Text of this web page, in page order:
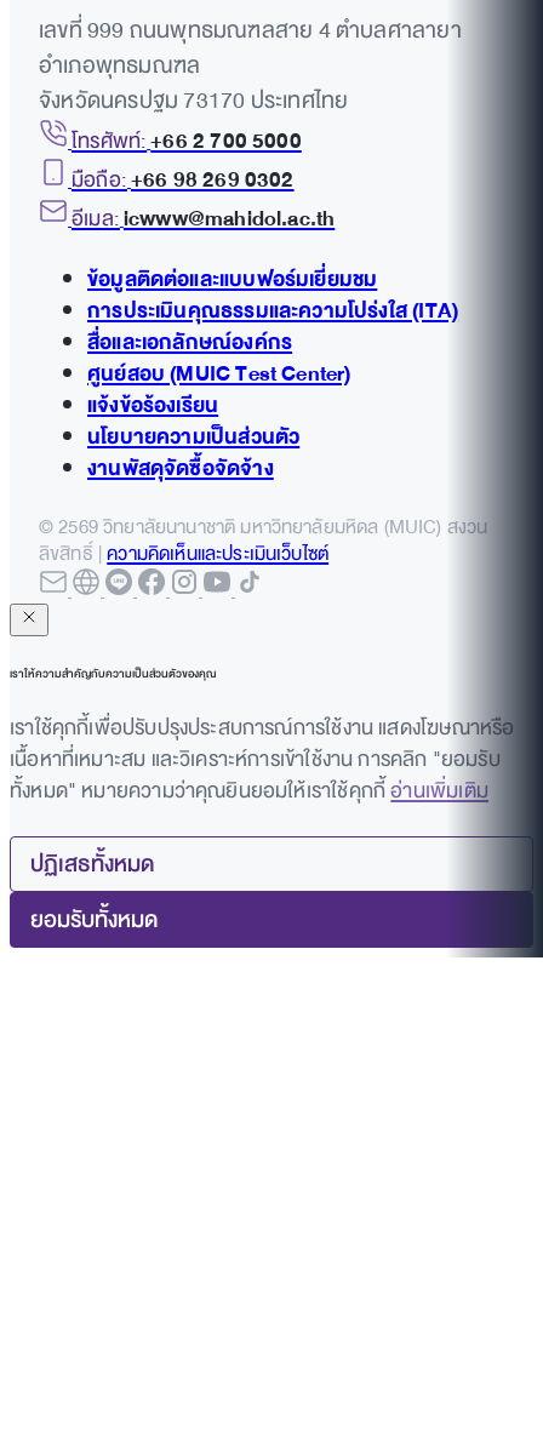
เลขที่ 999 ถนนพุทธมณฑลสาย 4 ตำบลศาลายา
อำเภอพุทธมณฑล
จังหวัดนครปฐม 73170 ประเทศไทย
โทรศัพท์:+66 2 700 5000
มือถือ:+66 98 269 0302
อีเมล:icwww@mahidol.ac.th
ข้อมูลติดต่อและแบบฟอร์มเยี่ยมชม
การประเมินคุณธรรมและความโปร่งใส (ITA)
สื่อและเอกลักษณ์องค์กร
ศูนย์สอบ (MUIC Test Center)
แจ้งข้อร้องเรียน
นโยบายความเป็นส่วนตัว
งานพัสดุจัดซื้อจัดจ้าง
© 2569 วิทยาลัยนานาชาติ มหาวิทยาลัยมหิดล (MUIC) สงวน
ลิขสิทธิ์ |ความคิดเห็นและประเมินเว็บไซต์
เราให้ความสำคัญกับความเป็นส่วนตัวของคุณ
เราใช้คุกกี้เพื่อปรับปรุงประสบการณ์การใช้งาน แสดงโฆษณาหรือ
เนื้อหาที่เหมาะสม และวิเคราะห์การเข้าใช้งาน การคลิก "ยอมรับ
ทั้งหมด" หมายความว่าคุณยินยอมให้เราใช้คุกกี้อ่านเพิ่มเติม
ปฏิเสธทั้งหมด
ยอมรับทั้งหมด